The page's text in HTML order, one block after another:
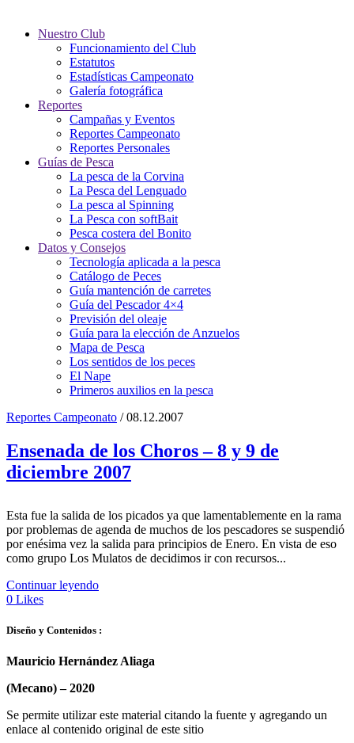
Nuestro Club
Funcionamiento del Club
Estatutos
Estadísticas Campeonato
Galería fotográfica
Reportes
Campañas y Eventos
Reportes Campeonato
Reportes Personales
Guías de Pesca
La pesca de la Corvina
La Pesca del Lenguado
La pesca al Spinning
La Pesca con softBait
Pesca costera del Bonito
Datos y Consejos
Tecnología aplicada a la pesca
Catálogo de Peces
Guía mantención de carretes
Guía del Pescador 4×4
Previsión del oleaje
Guía para la elección de Anzuelos
Mapa de Pesca
Los sentidos de los peces
El Nape
Primeros auxilios en la pesca
Reportes Campeonato / 08.12.2007
Ensenada de los Choros – 8 y 9 de
diciembre 2007
Esta fue la salida de los picados ya que lamentablemente en la rama
por problemas de agenda de muchos de los pescadores se suspendió
por enésima vez la salida para principios de Enero. En vista de eso
como grupo Los Mulatos de decidimos ir con recursos...
Continuar leyendo
0 Likes
Diseño y Contenidos :
Mauricio Hernández Aliaga
(Mecano) –2020
Se permite utilizar este material citando la fuente y agregando un
enlace al contenido original de este sitio